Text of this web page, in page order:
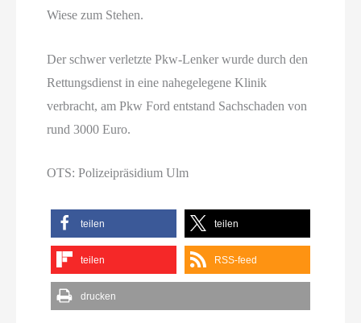
Wiese zum Stehen.
Der schwer verletzte Pkw-Lenker wurde durch den
Rettungsdienst in eine nahegelegene Klinik
verbracht, am Pkw Ford entstand Sachschaden von
rund 3000 Euro.
OTS: Polizeipräsidium Ulm
teilen teilen
teilen RSS-feed
drucken